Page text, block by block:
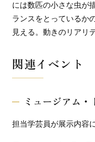
には数匹の小さな虫が
ランスをとっているか
見える。動きのリアリ
関連イベント
ミュージアム・
担当学芸員が展示内容